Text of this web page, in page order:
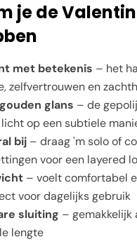
je de
met betekenis – het
zelfvertrouwen en
glans – de
op een subtiele
bij – draag 'm solo of
voor een layered
– voelt comfortabel
voor dagelijks gebruik
sluiting – gemakkelijk
lengte